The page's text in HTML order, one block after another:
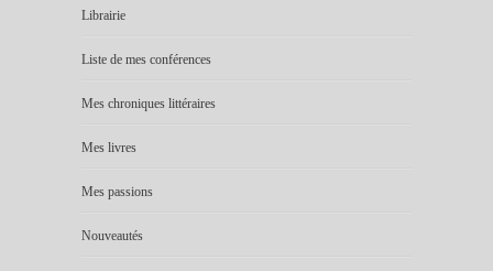
Librairie
Liste de mes conférences
Mes chroniques littéraires
Mes livres
Mes passions
Nouveautés